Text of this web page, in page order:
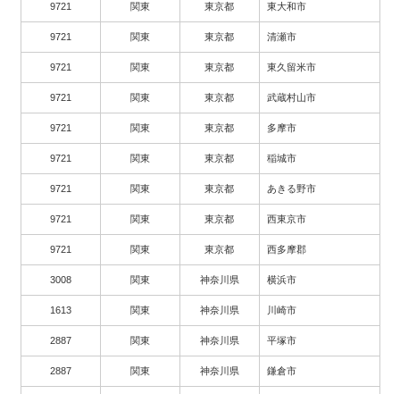
9721 関東 東京都 東大和市
9721 関東 東京都 清瀬市
9721 関東 東京都 東久留米市
9721 関東 東京都 武蔵村山市
9721 関東 東京都 多摩市
9721 関東 東京都 稲城市
9721 関東 東京都 あきる野市
9721 関東 東京都 西東京市
9721 関東 東京都 西多摩郡
3008 関東 神奈川県 横浜市
1613 関東 神奈川県 川崎市
2887 関東 神奈川県 平塚市
2887 関東 神奈川県 鎌倉市